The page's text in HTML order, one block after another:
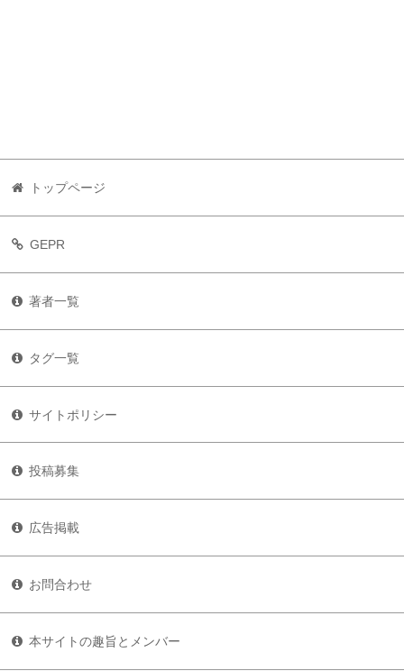
トップページ
GEPR
著者一覧
タグ一覧
サイトポリシー
投稿募集
広告掲載
お問合わせ
本サイトの趣旨とメンバー